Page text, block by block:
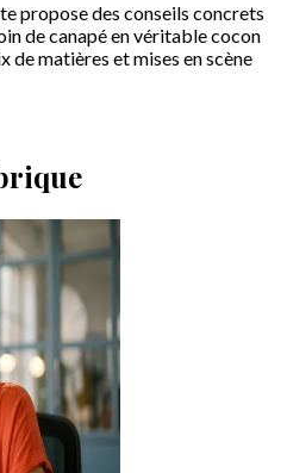
propose des conseils concrets
de canapé en véritable cocon
de matières et mises en scène